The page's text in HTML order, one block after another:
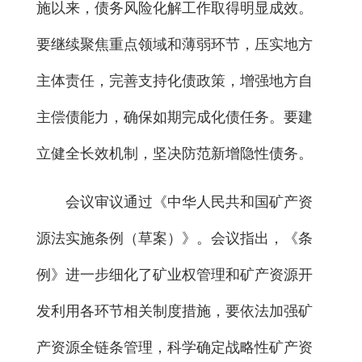
施以来，债务风险化解工作取得明显成效。
要继续聚焦重点领域和薄弱环节，压实地方
主体责任，完善支持化债政策，增强地方自
主偿债能力，确保如期完成化债任务。要建
立健全长效机制，坚决防范新增隐性债务。
会议审议通过《中华人民共和国矿产资
源法实施条例（草案）》。会议指出，《条
例》进一步细化了矿业权管理和矿产资源开
发利用各环节相关制度措施，要依法加强矿
产资源全链条管理，科学确定战略性矿产资